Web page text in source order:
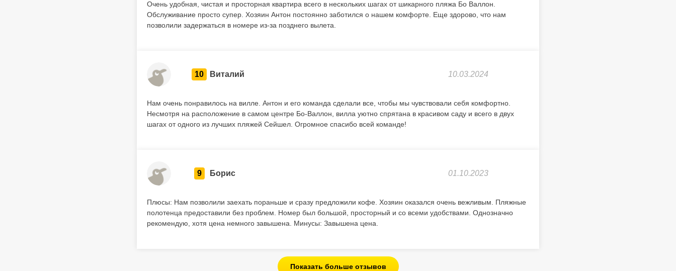
Очень удобная, чистая и просторная квартира всего в нескольких шагах от шикарного пляжа Бо Валлон.
Обслуживание просто супер. Хозяин Антон постоянно заботился о нашем комфорте. Еще здорово, что нам
позволили задержаться в номере из-за позднего вылета.
10 Виталий 10.03.2024
Нам очень понравилось на вилле. Антон и его команда сделали все, чтобы мы чувствовали себя комфортно.
Несмотря на расположение в самом центре Бо-Валлон, вилла уютно спрятана в красивом саду и всего в двух
шагах от одного из лучших пляжей Сейшел. Огромное спасибо всей команде!
9 Борис 01.10.2023
Плюсы: Нам позволили заехать пораньше и сразу предложили кофе. Хозяин оказался очень вежливым. Пляжные
полотенца предоставили без проблем. Номер был большой, просторный и со всеми удобствами. Однозначно
рекомендую, хотя цена немного завышена. Минусы: Завышена цена.
Показать больше отзывов